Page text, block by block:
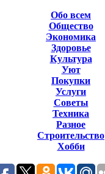
Обо всем
Общество
Экономика
Здоровье
Культура
Уют
Покупки
Услуги
Советы
Техника
Разное
Строительство
Хобби